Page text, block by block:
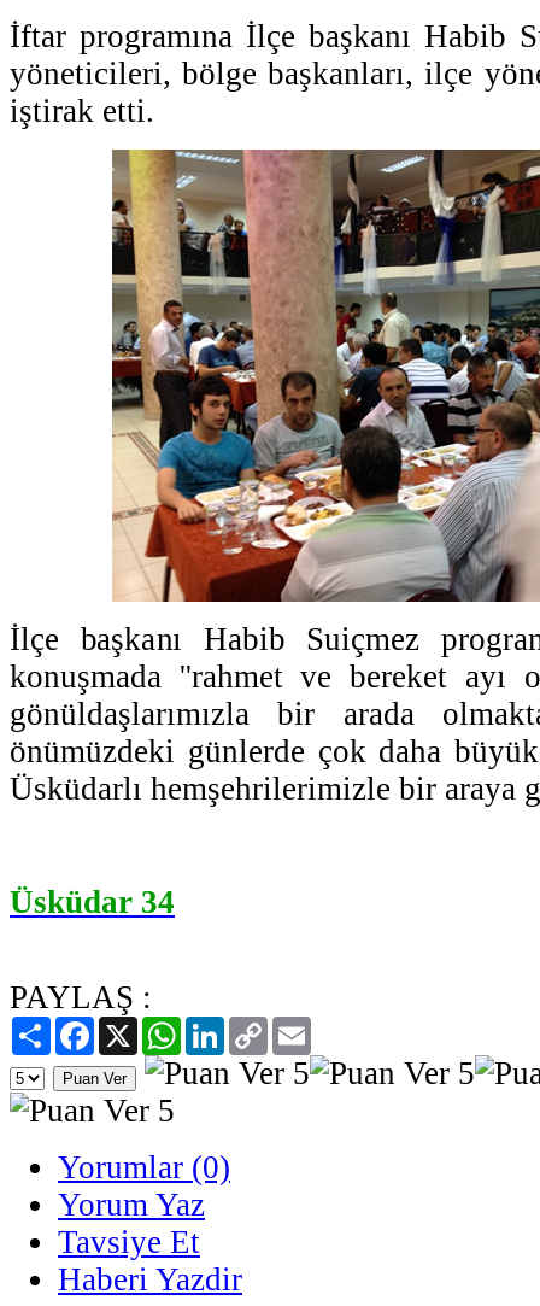
İftar programına İlçe başkanı Habib
yöneticileri, bölge başkanları, ilçe
iştirak etti.
İlçe başkanı Habib Suiçmez
konuşmada ''rahmet ve bereket ayı
gönüldaşlarımızla bir arada
önümüzdeki günlerde çok daha
Üsküdarlı hemşehrilerimizle bir araya
Üsküdar 34
PAYLAŞ :
PaylaşFacebook
X WhatsAppLinkedIn
Copy
Link
Yorumlar (0)
Yorum Yaz
Tavsiye Et
Haberi Yazdir